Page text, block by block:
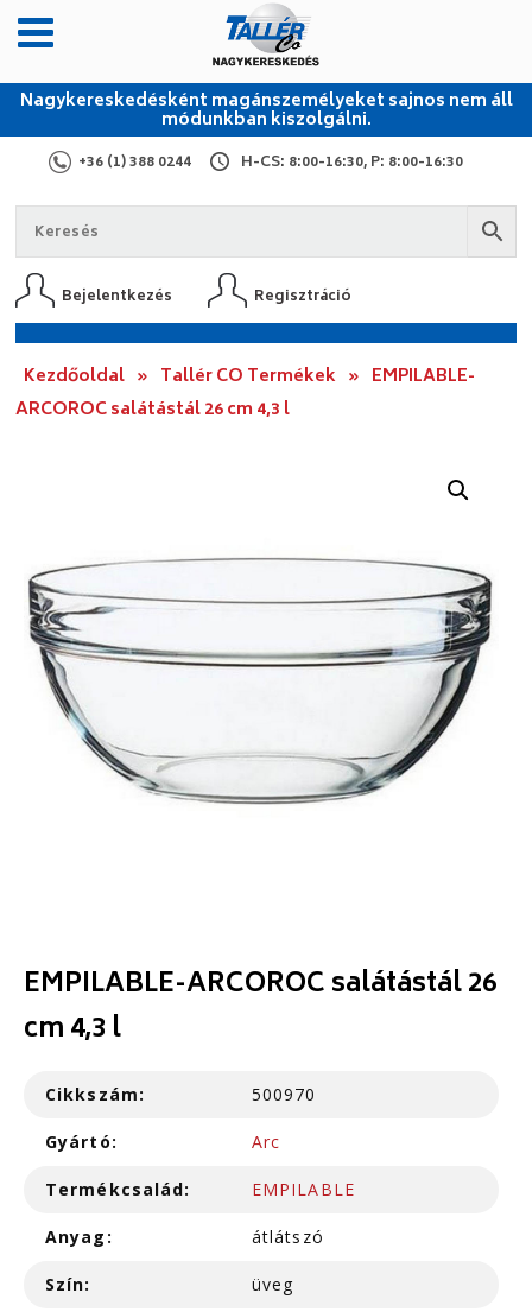
Nagykereskedésként magánszemélyeket sajnos nem áll
módunkban kiszolgálni.
+36 (1) 388 0244 H-CS: 8:00-16:30, P: 8:00-16:30
Bejelentkezés Regisztráció
Kezdőoldal » Tallér CO Termékek » EMPILABLE-
ARCOROC salátástál 26 cm 4,3 l
EMPILABLE-ARCOROC salátástál 26
cm 4,3 l
Cikkszám: 500970
Gyártó: Arc
Termékcsalád: EMPILABLE
Anyag: átlátszó
Szín: üveg